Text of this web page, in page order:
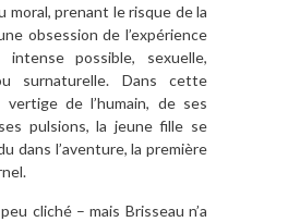
moral, prenant le risque de la
obsession de l’expérience
possible, sexuelle,
surnaturelle. Dans cette
de l’humain, de ses
pulsions, la jeune fille se
dans l’aventure, la première
cliché – mais Brisseau n’a